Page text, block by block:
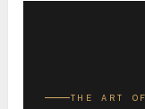
THE ART